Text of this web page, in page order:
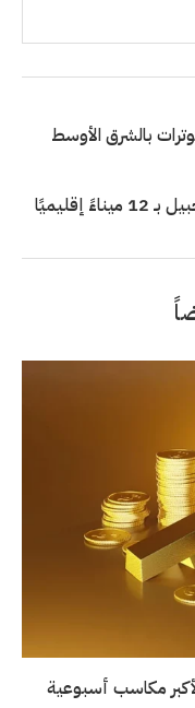
بالشرق الأوسط
خدمة جديدة لربط ميناءَي الدمام والجبيل بـ 12 ميناءً إقليميًا
مكاسب أسبوعية